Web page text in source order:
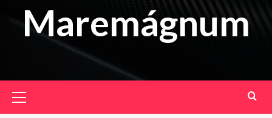
Maremágnum
Menu